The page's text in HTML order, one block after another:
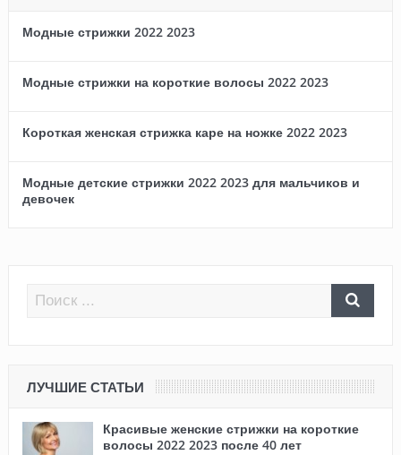
Модные стрижки 2022 2023
Модные стрижки на короткие волосы 2022 2023
Короткая женская стрижка каре на ножке 2022 2023
Модные детские стрижки 2022 2023 для мальчиков и
девочек
ЛУЧШИЕ СТАТЬИ
Красивые женские стрижки на короткие
волосы 2022 2023 после 40 лет